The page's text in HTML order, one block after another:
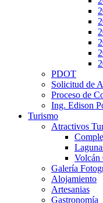
PDOT
Solicitud de
Proceso de
Ing. Edison
Turismo
Atractivos
Volcán
Galería
Alojamiento
Artesanias
Gastronomía